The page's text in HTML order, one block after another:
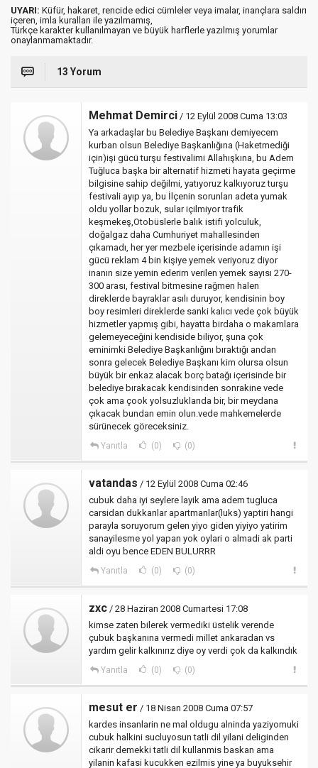
UYARI: Küfür, hakaret, rencide edici cümleler veya imalar, inançlara saldırı
içeren, imla kuralları ile yazılmamış,
Türkçe karakter kullanılmayan ve büyük harflerle yazılmış yorumlar
onaylanmamaktadır.
13 Yorum
Mehmat Demirci / 12 Eylül 2008 Cuma 13:03
Ya arkadaşlar bu Belediye Başkanı demiyecem
kurban olsun Belediye Başkanlığına (Haketmediği
için)işi gücü turşu festivalimi Allahışkına, bu Adem
Tuğluca başka bir alternatif hizmeti hayata geçirme
bilgisine sahip değilmi, yatıyoruz kalkıyoruz turşu
festivali ayıp ya, bu İlçenin sorunları adeta yumak
oldu yollar bozuk, sular içilmiyor trafik
keşmekeş,Otobüslerle balık istifi yolculuk,
doğalgaz daha Cumhuriyet mahallesinden
çıkamadı, her yer mezbele içerisinde adamın işi
gücü reklam 4 bin kişiye yemek veriyoruz diyor
inanın size yemin ederim verilen yemek sayısı 270-
300 arası, festival bitmesine rağmen halen
direklerde bayraklar asılı duruyor, kendisinin boy
boy resimleri direklerde sanki kalıcı vede çok büyük
hizmetler yapmış gibi, hayatta birdaha o makamlara
gelemeyeceğini kendiside biliyor, şuna çok
eminimki Belediye Başkanlığını bıraktığı andan
sonra gelecek Belediye Başkanı kim olursa olsun
büyük bir enkaz alacak borç batağı içerisinde bir
belediye bırakacak kendisinden sonrakine vede
çok ama çook yolsuzluklarıda bir, bir meydana
çıkacak bundan emin olun.vede mahkemelerde
sürünecek göreceksiniz.
Yanıtla (0) (0)
vatandas / 12 Eylül 2008 Cuma 02:46
cubuk daha iyi seylere layik ama adem tugluca
carsidan dukkanlar apartmanlar(luks) yaptiri hangi
parayla soruyorum gelen yiyo giden yiyiyo yatirim
sanayilesme yol yapan yok oylari o almadi ak parti
aldi oyu bence EDEN BULURRR
Yanıtla (0) (0)
zxc / 28 Haziran 2008 Cumartesi 17:08
kimse zaten bilerek vermediki üstelik verende
çubuk başkanına vermedi millet ankaradan vs
yardım gelir kalkınırız diye oy verdi çok da kalkındık
Yanıtla (0) (0)
mesut er / 18 Nisan 2008 Cuma 07:57
kardes insanlarin ne mal oldugu alninda yaziyomuki
cubuk halkini sucluyosun tatli dil yilani deliginden
cikarir demekki tatli dil kullanmis baskan ama
yilanin kafasi kucukken ezilmis yine ya buyuksehir